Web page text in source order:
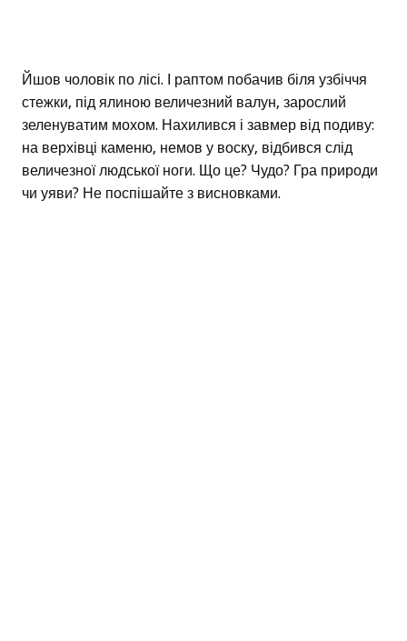
Йшов чоловік по лісі. І раптом побачив біля узбіччя
стежки, під ялиною величезний валун, зарослий
зеленуватим мохом. Нахилився і завмер від подиву:
на верхівці каменю, немов у воску, відбився слід
величезної людської ноги. Що це? Чудо? Гра природи
чи уяви? Не поспішайте з висновками.